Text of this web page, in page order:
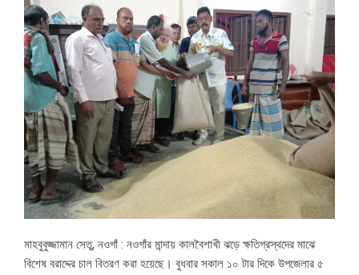
মাহবুবুজ্জামান সেতু, নওগাঁ : নওগাঁর মান্দায় কালবৈশাখী ঝড়ে ক্ষতিগ্রস্থদের মাঝে
বিশেষ বরাদ্দের চাল বিতরণ করা হয়েছে। বুধবার সকাল ১০ টার দিকে উপজেলার ৫